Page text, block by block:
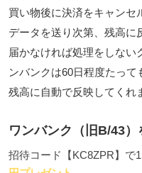
買い物後に決済をキャンセ
データを送り次第、残高に
届かなければ処理をしない
ンバンクは60日程度たって
残高に自動で反映してくれ
ワンバンク（旧B/43）
招待コード【KC8ZPR】で